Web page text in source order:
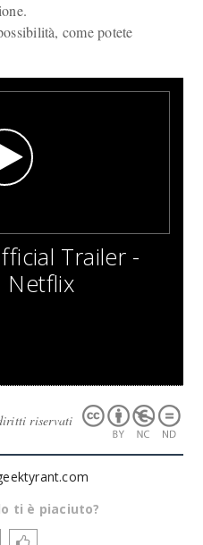
come potete
Trailer -
Netflix
riservati
ti è piaciuto?